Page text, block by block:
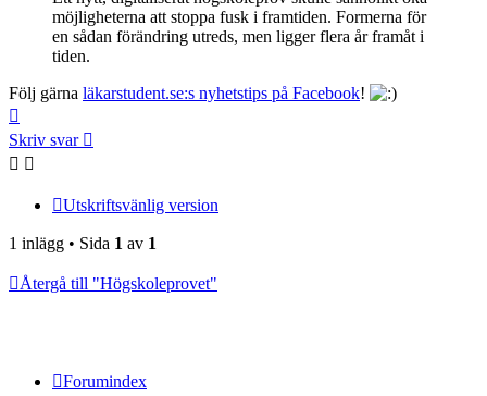
möjligheterna att stoppa fusk i framtiden. Formerna för
en sådan förändring utreds, men ligger flera år framåt i
tiden.
Följ gärna läkarstudent.se:s nyhetstips på Facebook!
Skriv svar
Utskriftsvänlig version
1 inlägg • Sida 1 av 1
Återgå till "Högskoleprovet"
Forumindex